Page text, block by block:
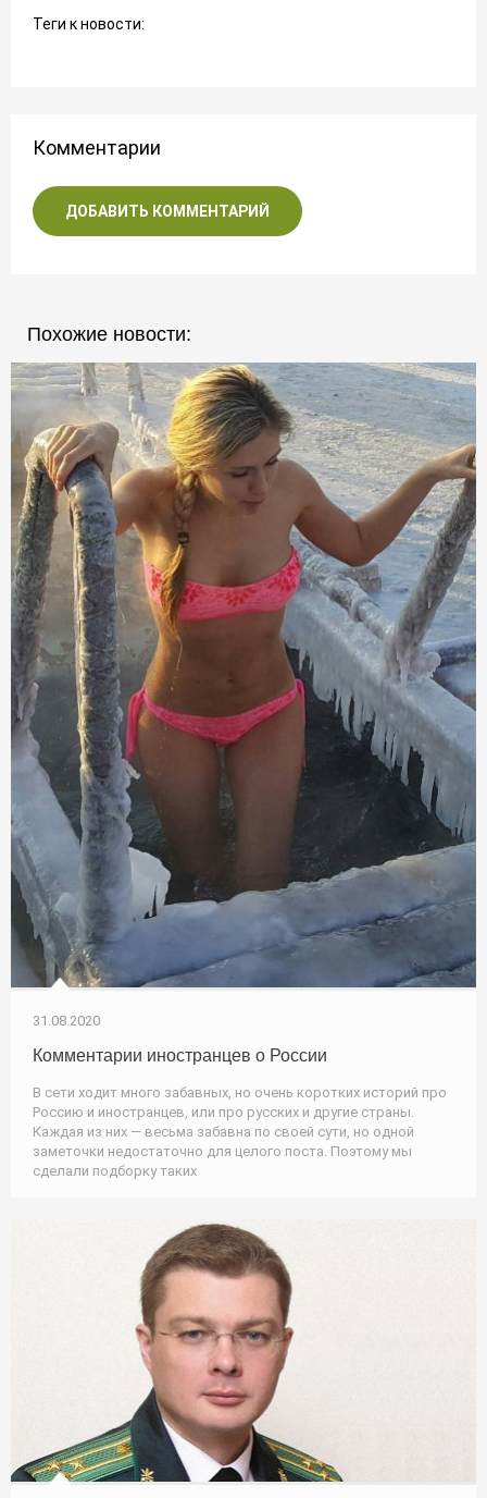
Теги к новости:
Комментарии
ДОБАВИТЬ КОММЕНТАРИЙ
Похожие новости:
31.08.2020
Комментарии иностранцев о России
В сети ходит много забавных, но очень коротких историй про
Россию и иностранцев, или про русских и другие страны.
Каждая из них — весьма забавна по своей сути, но одной
заметочки недостаточно для целого поста. Поэтому мы
сделали подборку таких